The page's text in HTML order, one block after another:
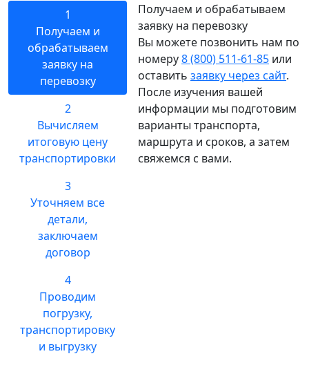
1
Получаем и
обрабатываем
заявку на
перевозку
2
Вычисляем
итоговую цену
транспортировки
3
Уточняем все
детали,
заключаем
договор
4
Проводим
погрузку,
транспортировку
и выгрузку
Получаем и обрабатываем
заявку на перевозку
Вы можете позвонить нам по
номеру8 (800) 511-61-85 или
оставить заявку через сайт.
После изучения вашей
информации мы подготовим
варианты транспорта,
маршрута и сроков, а затем
свяжемся с вами.